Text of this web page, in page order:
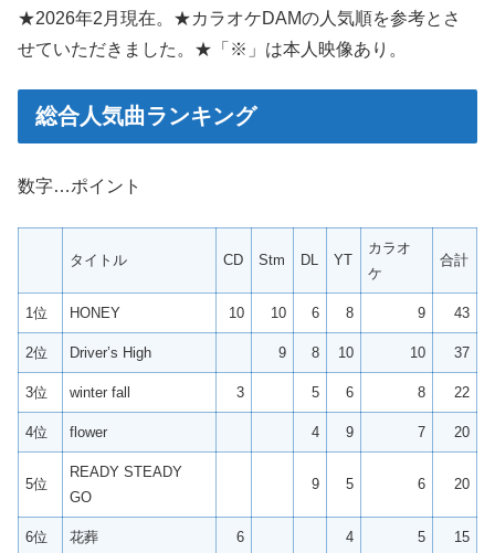
★2026年2月現在。★カラオケDAMの人気順を参考とさ
せていただきました。★「※」は本人映像あり。
総合人気曲ランキング
数字…ポイント
タイトル CD Stm DL YT
カラオ
ケ
合計
1位 HONEY 10 10 6 8 9 43
2位 Driver’s High 9 8 10 10 37
3位 winter fall 3 5 6 8 22
4位 flower 4 9 7 20
5位
READY STEADY
GO
9 5 6 20
6位 花葬 6 4 5 15